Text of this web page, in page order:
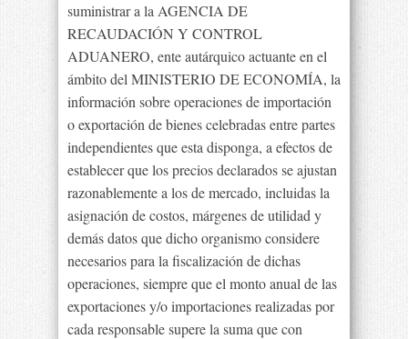
suministrar a la AGENCIA DE
RECAUDACIÓN Y CONTROL
ADUANERO, ente autárquico actuante en el
ámbito del MINISTERIO DE ECONOMÍA, la
información sobre operaciones de importación
o exportación de bienes celebradas entre partes
independientes que esta disponga, a efectos de
establecer que los precios declarados se ajustan
razonablemente a los de mercado, incluidas la
asignación de costos, márgenes de utilidad y
demás datos que dicho organismo considere
necesarios para la fiscalización de dichas
operaciones, siempre que el monto anual de las
exportaciones y/o importaciones realizadas por
cada responsable supere la suma que con